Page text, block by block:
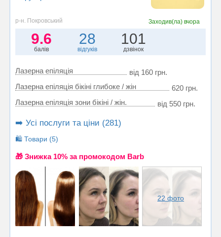
р-н. Покровський Заходив(ла) вчора
9.6
балів
28
відгуків
101
дзвінок
Лазерна епіляція
від 160 грн.
Лазерна епіляція бікіні глибоке / жін
620 грн.
Лазерна епіляція зони бікіні / жін.
від 550 грн.
➡️ Усі послуги та ціни (281)
🛍️ Товари (5)
🎁 Знижка 10% за промокодом Barb
22 фото